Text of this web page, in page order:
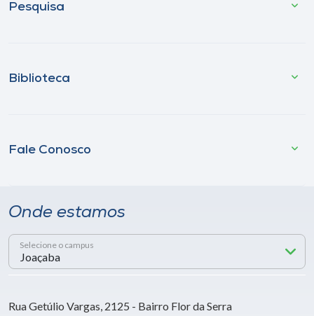
Pesquisa
Biblioteca
Fale Conosco
Onde estamos
Selecione o campus
Rua Getúlio Vargas, 2125 - Bairro Flor da Serra